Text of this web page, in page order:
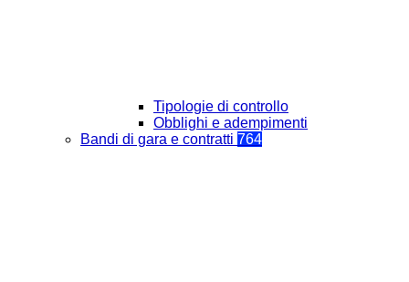
Tipologie di controllo
Obblighi e adempimenti
Bandi di gara e contratti 764